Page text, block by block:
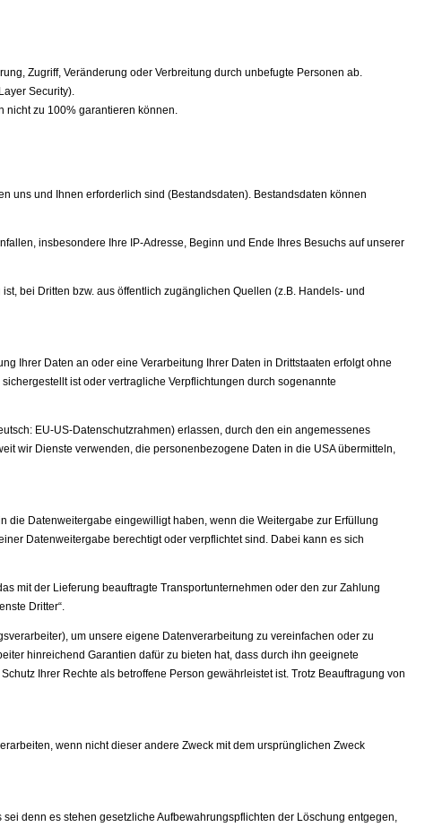
Zugriff, Veränderung oder Verbreitung durch unbefugte Per­sonen ab.
Security).
nicht zu 100% garantieren können.
uns und Ihnen erforderlich sind (Bestandsdaten). Bestandsdaten können
insbesondere Ihre IP-Adresse, Beginn und Ende Ihres Besuchs auf unserer
bei Dritten bzw. aus öffentlich zugänglichen Quellen (z.B. Handels- und
Ihrer Daten an oder eine Verarbeitung Ihrer Daten in Drittstaaten erfolgt ohne
ist oder vertragliche Verpflichtungen durch sogenannte
EU-US-Datenschutzrahmen) erlassen, durch den ein angemessenes
wir Dienste verwenden, die personenbezogene Daten in die USA übermitteln,
die Datenweitergabe eingewilligt haben, wenn die Weitergabe zur Erfüllung
Datenweitergabe berechtigt oder verpflichtet sind. Dabei kann es sich
mit der Lieferung beauftragte Transportunternehmen oder den zur Zahlung
Dritter“.
um unsere eigene Datenverarbeitung zu vereinfachen oder zu
hinreichend Garantien dafür zu bieten hat, dass durch ihn geeignete
Ihrer Rechte als betroffene Person gewährleistet ist. Trotz Beauftragung von
wenn nicht dieser andere Zweck mit dem ursprünglichen Zweck
denn es stehen gesetzliche Aufbewahrungspflichten der Löschung entgegen,